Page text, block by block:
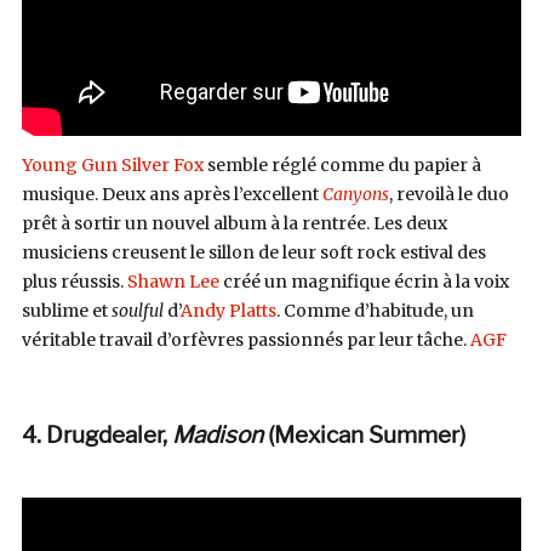
Young Gun Silver Foxsemble réglé comme du papier à
musique. Deux ans après l’excellentCanyons, revoilà le duo
prêt à sortir un nouvel album à la rentrée. Les deux
musiciens creusent le sillon de leur soft rock estival des
plus réussis. Shawn Leecréé un magnifique écrin à la voix
sublime etsoulfuld’Andy Platts. Comme d’habitude, un
véritable travail d’orfèvres passionnés par leur tâche.AGF
4. Drugdealer, Madison(Mexican Summer)